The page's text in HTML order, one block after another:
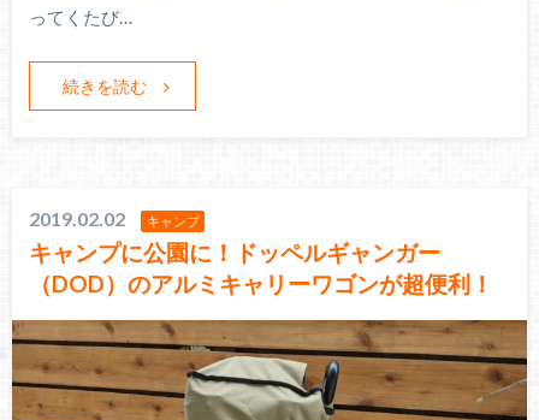
ってくたび…
続きを読む
2019.02.02 キャンプ
キャンプに公園に！ドッペルギャンガー
（DOD）のアルミキャリーワゴンが超便利！